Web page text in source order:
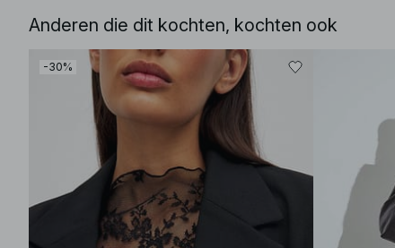
Anderen die dit kochten, kochten ook
-30%